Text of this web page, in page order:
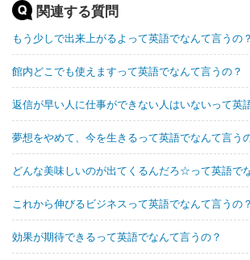
関連する質問
もう少しで出来上がるよって英語でなんて言うの？
館内どこでも使えますって英語でなんて言うの？
返信が早い人に仕事ができない人はいないって英
夢想をやめて、今を生きるって英語でなんて言う
どんな美味しいのが出てくるんだろ☆って英語で
これから伸びるビジネスって英語でなんて言うの？
効果が期待できるって英語でなんて言うの？